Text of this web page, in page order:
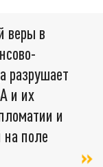
веры в
разрушает
и их
и
поле